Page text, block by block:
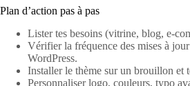
Plan d’action pas à pas
Lister tes besoins (vitrine, blog, e-
Vérifier la fréquence des mises à
WordPress.
Installer le thème sur un brouillon et
Personnaliser logo, couleurs, typo